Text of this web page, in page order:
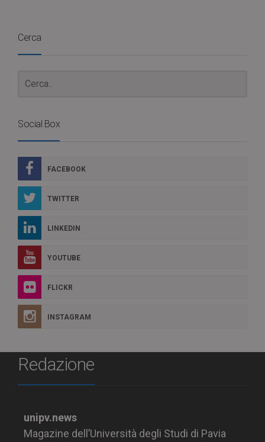
Cerca
Social Box
FACEBOOK
TWITTER
LINKEDIN
YOUTUBE
FLICKR
INSTAGRAM
Redazione
unipv.news
Magazine dell’Università degli Studi di Pavia